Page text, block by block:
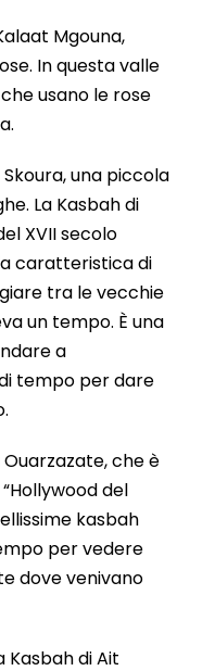
Mgouna,
In questa valle
usano le rose
una piccola
La Kasbah di
XVII secolo
caratteristica di
tra le vecchie
un tempo. È una
a
tempo per dare
che è
del
kasbah
per vedere
dove venivano
Kasbah di Ait